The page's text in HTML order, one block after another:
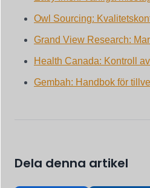
Owl Sourcing:
Grand View Research:
Health Canada: Kontroll
Gembah: Handbok för
Dela denna artikel